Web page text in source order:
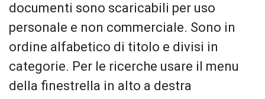
documenti sono scaricabili per uso
personale e non commerciale. Sono in
ordine alfabetico di titolo e divisi in
categorie. Per le ricerche usare il menu
della finestrella in alto a destra